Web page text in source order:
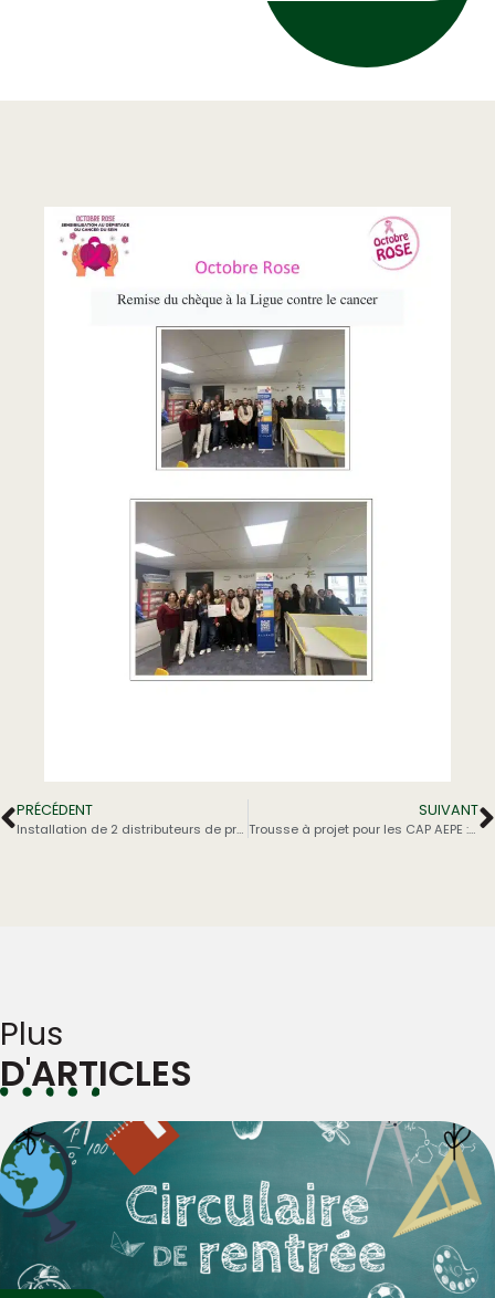
PRÉCÉDENT
Installation de 2 distributeurs de protections hygiéniques
SUIVANT
Trousse à projet pour les CAP AEPE : Se sensibiliser à la mémoire, c’est construire la paix de demain.
Plus
D'ARTICLES